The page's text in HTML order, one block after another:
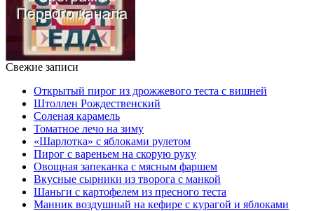
Свежие записи
Открытый пирог из дрожжевого теста с вишней
Штоллен Рождественский
Соленая карамель
Томатное лечо на зиму
«Шарлотка» с яблоками рулетом
Пирог с вареньем на скорую руку
Овощная запеканка с мясным фаршем
Вкусные сырники из творога с манкой
Шаньги с картофелем из пресного теста
Манник воздушный на кефире с курагой и яблоками